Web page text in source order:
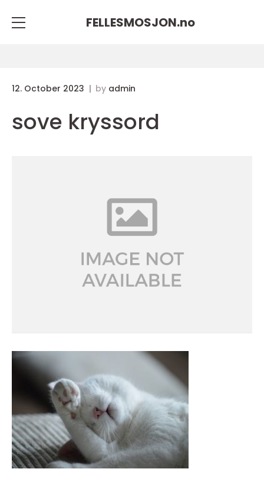
FELLESMOSJON.no
12. October 2023 by admin
sove kryssord